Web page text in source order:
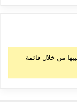
من خلال قائمة